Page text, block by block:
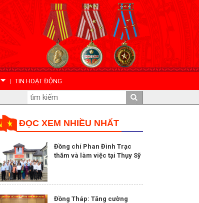
TIN HOẠT ĐỘNG
ĐỌC XEM NHIỀU NHẤT
Đồng chí Phan Đình Trạc
thăm và làm việc tại Thụy Sỹ
Đồng Tháp: Tăng cường